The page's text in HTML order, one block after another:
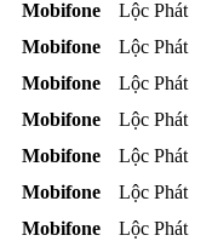
Mobifone
Lộc Phát
Mobifone
Lộc Phát
Mobifone
Lộc Phát
Mobifone
Lộc Phát
Mobifone
Lộc Phát
Mobifone
Lộc Phát
Mobifone
Lộc Phát